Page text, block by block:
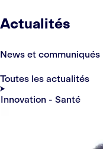
Actualités
News et communiqués
Toutes les actualités
Innovation - Santé